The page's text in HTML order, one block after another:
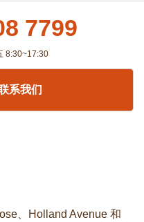
7799
8:30~17:30
系我们
、Holland Avenue 和